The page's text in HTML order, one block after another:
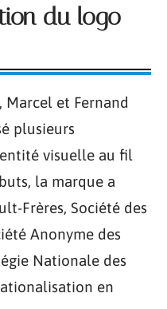
du logo
Marcel et Fernand
plusieurs
visuelle au fil
la marque a
Frères, Société des
Anonyme des
Nationale des
en